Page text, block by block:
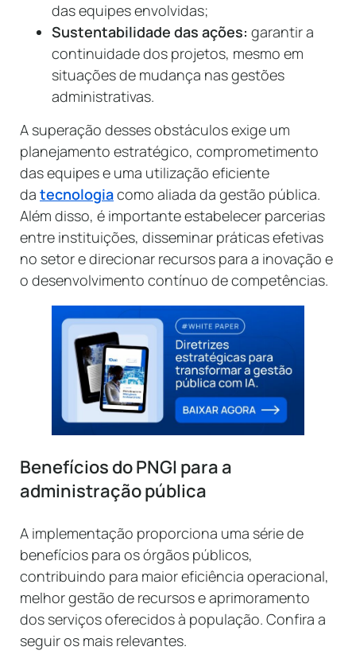
das equipes envolvidas;
Sustentabilidade das ações: garantir a
continuidade dos projetos, mesmo em
situações de mudança nas gestões
administrativas.
A superação desses obstáculos exige um
planejamento estratégico, comprometimento
das equipes e uma utilização eficiente
da tecnologiacomo aliada da gestão pública.
Além disso, é importante estabelecer parcerias
entre instituições, disseminar práticas efetivas
no setor e direcionar recursos para a inovação e
o desenvolvimento contínuo de competências.
Benefícios do PNGI para a
administração pública
A implementação proporciona uma série de
benefícios para os órgãos públicos,
contribuindo para maior eficiência operacional,
melhor gestão de recursos e aprimoramento
dos serviços oferecidos à população. Confira a
seguir os mais relevantes.